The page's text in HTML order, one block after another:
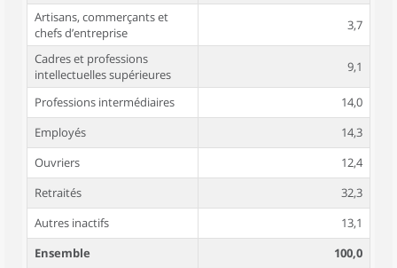
Artisans, commerçants et
chefs d’entreprise
3,7
Cadres et professions
intellectuelles supérieures
9,1
Professions intermédiaires
14,0
Employés
14,3
Ouvriers
12,4
Retraités
32,3
Autres inactifs
13,1
Ensemble
100,0